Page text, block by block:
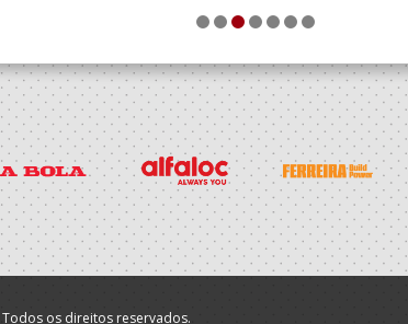
1 2 3 4 5 6 7
os direitos reservados.